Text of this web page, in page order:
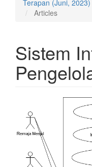
Terapan (Juni, 2023)
Articles
Sistem
Sidebar